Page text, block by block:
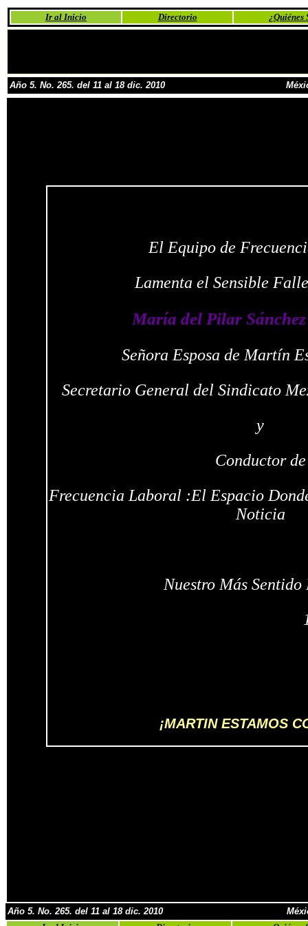
Ir al Inicio Directorio ¿Quiénes
Año 5. No. 265. del 11 al 18 dic. 2010
El Equipo de
Lamenta el Sensible
María del Pilar
Señora Esposa de Martín
Secretario General del Sindicato
y
Conductor de
Frecuencia Laboral :El Espacio
Noticia
Nuestro Más Sentido
¡MARTIN ESTAMOS
Año 5. No. 265. del 11 al 18 dic. 2010